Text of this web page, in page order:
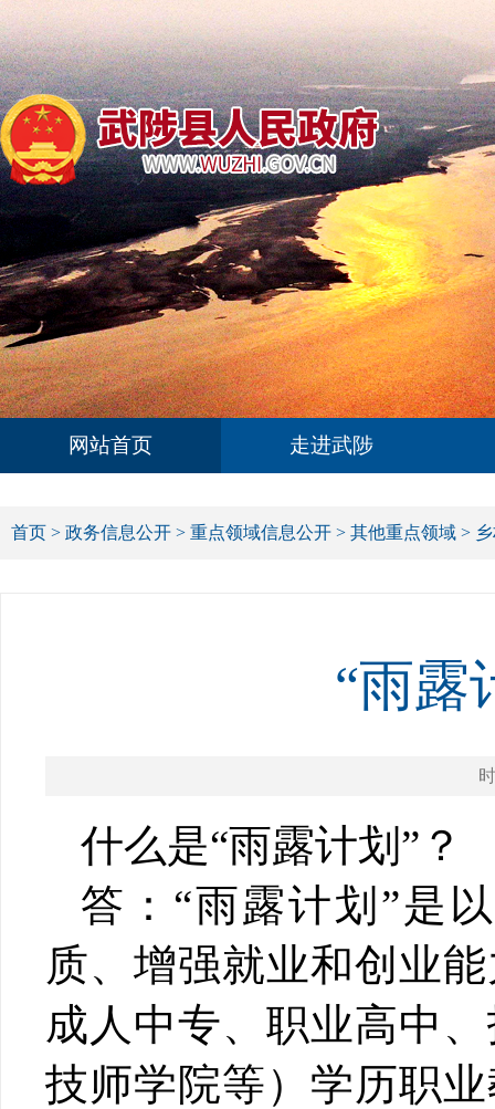
网站首页 走进武陟
首页 > 政务信息公开 > 重点领域信息公开 > 其他重点领域 >
“雨露
什么是“雨露计划 ” ？
答： “雨露计划 ”是
质、增强就业和创业
成人中专、职业高中
技师学院等）学历职